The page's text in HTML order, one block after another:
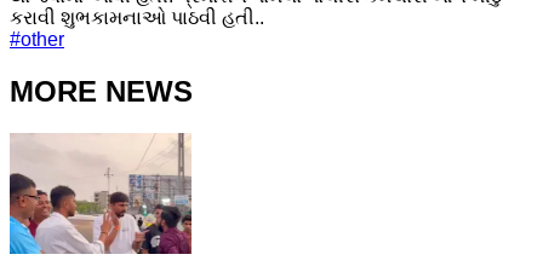
કરાવી શુભકામનાઓ પાઠવી હતી..
#other
MORE NEWS